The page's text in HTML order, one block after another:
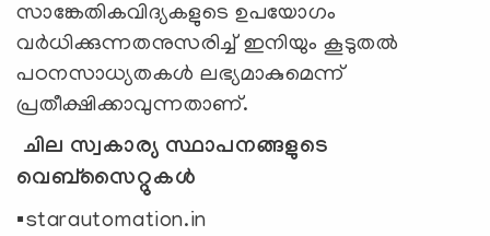
സാങ്കേതികവിദ്യകളുടെ ഉപയോഗം
വർധിക്കുന്നതനുസരിച്ച് ഇനിയും കൂടുതൽ
പഠനസാധ്യതകൾ ലഭ്യമാകുമെന്ന്
പ്രതീക്ഷിക്കാവുന്നതാണ്.
ചില സ്വകാര്യ സ്ഥാപനങ്ങളുടെ
വെബ്സൈറ്റുകൾ
▪️starautomation.in